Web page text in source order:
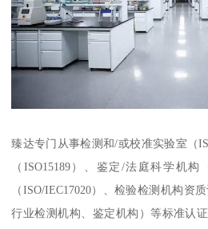
臻达专门从事检测和/或校准实验室（
（ISO15189）、鉴定/法庭科学机构
（ISO/IEC17020）、检验检测机构资
行业检测机构、鉴定机构）等标准认